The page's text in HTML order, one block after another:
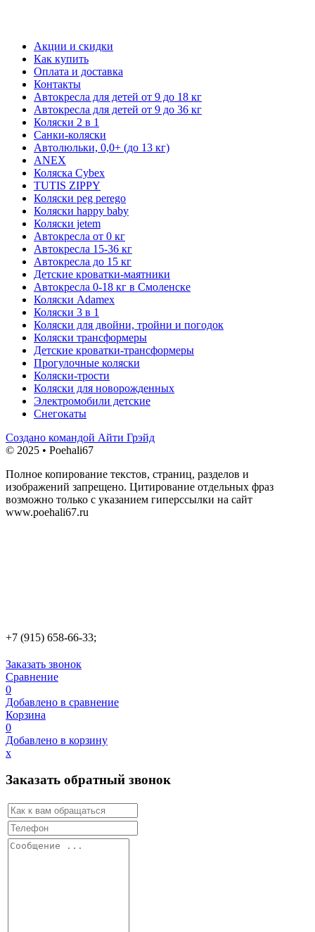
Акции и скидки
Как купить
Оплата и доставка
Контакты
Автокресла для детей от 9 до 18 кг
Автокресла для детей от 9 до 36 кг
Коляски 2 в 1
Санки-коляски
Автолюльки, 0,0+ (до 13 кг)
ANEX
Коляска Cybex
TUTIS ZIPPY
Коляски peg perego
Коляски happy baby
Коляски jetem
Автокресла от 0 кг
Автокресла 15-36 кг
Автокресла до 15 кг
Детские кроватки-маятники
Автокресла 0-18 кг в Смоленске
Коляски Adamex
Коляски 3 в 1
Коляски для двойни, тройни и погодок
Коляски трансформеры
Детские кроватки-трансформеры
Прогулочные коляски
Коляски-трости
Коляски для новорожденных
Электромобили детские
Снегокаты
Создано командой Айти Грэйд
© 2025 • Poehali67
Полное копирование текстов, страниц, разделов и
изображений запрещено. Цитирование отдельных фраз
возможно только с указанием гиперссылки на сайт
www.poehali67.ru
+7 (915) 658-66-33;
Заказать звонок
Сравнение
0
Добавлено в сравнение
Корзина
0
Добавлено в корзину
х
Заказать обратный звонок